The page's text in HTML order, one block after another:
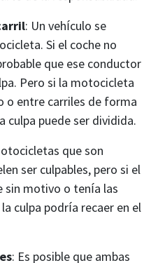
: Un vehículo se
Si el coche no
que ese conductor
Pero si la motocicleta
o entre carriles de forma
culpa puede ser dividida.
que son
ser culpables, pero si el
sin motivo o tenía las
culpa podría recaer en el
: Es posible que ambas